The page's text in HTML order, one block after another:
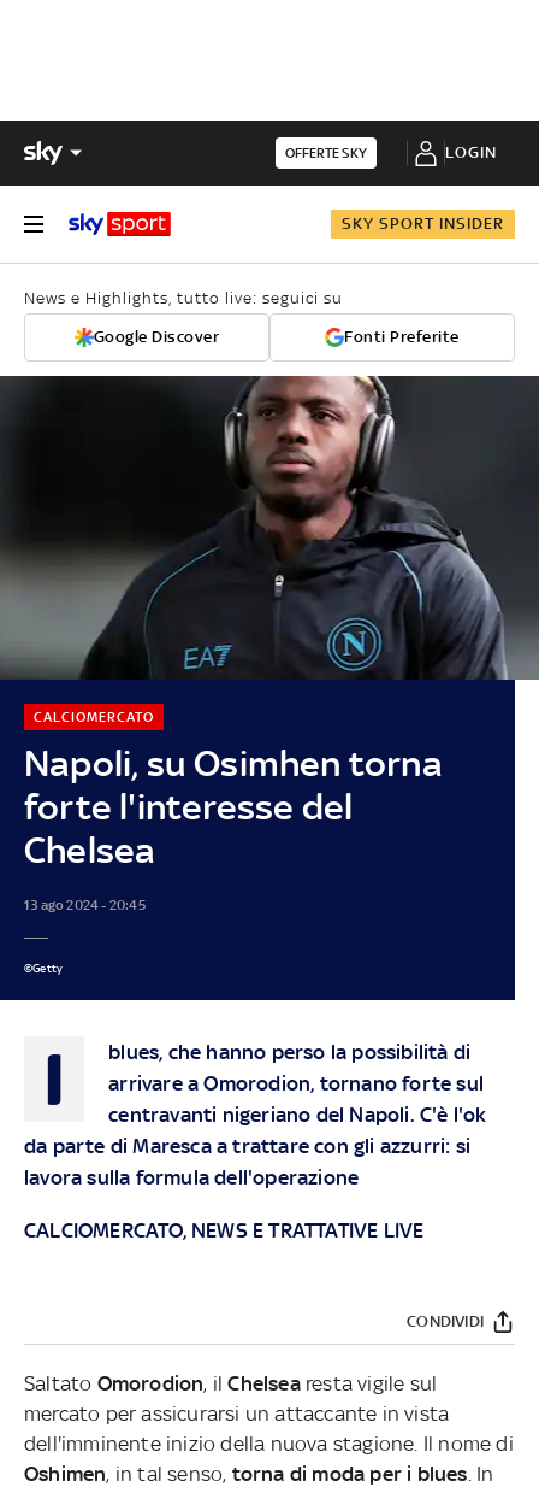
OFFERTE SKY LOGIN
SKY SPORT INSIDER
News e Highlights, tutto live: seguici su
Google Discover Fonti Preferite
Napoli, su Osimhen torna
forte l'interesse del
Chelsea
CALCIOMERCATO
13 ago 2024 - 20:45
©Getty
I
blues, che hanno perso la possibilità di
arrivare a Omorodion, tornano forte sul
centravanti nigeriano del Napoli. C'è l'ok
da parte di Maresca a trattare con gli azzurri: si
lavora sulla formula dell'operazione
CALCIOMERCATO, NEWS E TRATTATIVE LIVE
CONDIVIDI
Saltato Omorodion, ilChelsea resta vigile sul
mercato per assicurarsi un attaccante in vista
dell'imminente inizio della nuova stagione. Il nome di
Oshimen, in tal senso, torna di moda per i blues . In